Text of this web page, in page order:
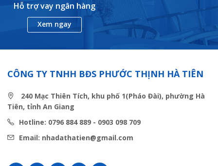
Hỗ trợ vay ngân hàng
Xem ngay
CÔNG TY TNHH BĐS PHƯỚC THỊNH HÀ TIÊN
240 Mạc Thiên Tích, khu phố 1(Pháo Đài), phường Hà
Tiên, tỉnh An Giang
Hotline: 0796 884 889 - 0903 098 709
Email: nhadathatien@gmail.com